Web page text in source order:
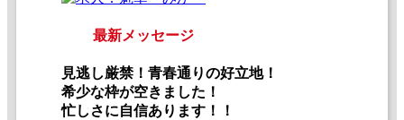
最新メッセージ
見逃し厳禁！青春通りの好立地！
希少な枠が空きました！
忙しさに自信あります！！